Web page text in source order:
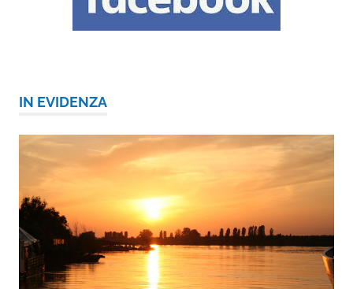
IN EVIDENZA